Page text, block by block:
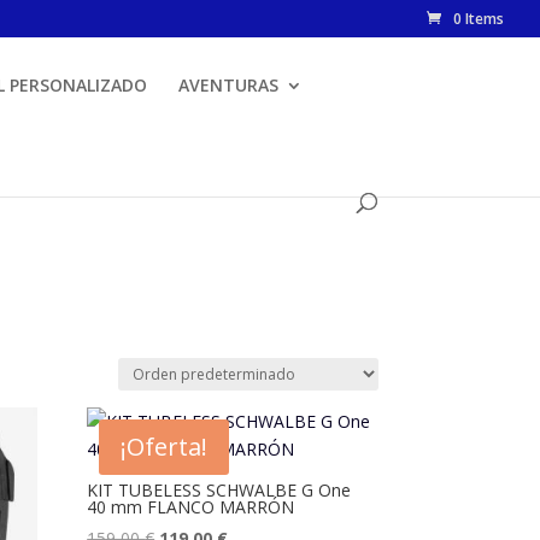
0 Items
PERSONALIZADO AVENTURAS
¡Oferta!
KIT TUBELESS SCHWALBE G One
40 mm FLANCO MARRÓN